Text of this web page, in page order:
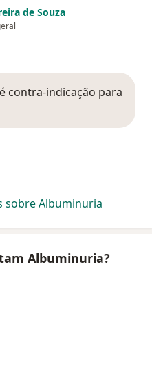
de Souza
contra-indicação para
sobre Albuminuria
Albuminuria?